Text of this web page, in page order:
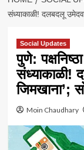
संध्याकाळी! दलबदलू
Social Updates
पुणे:
संध्याकाळी!
जिमखाना’;
Moin Chaudhary